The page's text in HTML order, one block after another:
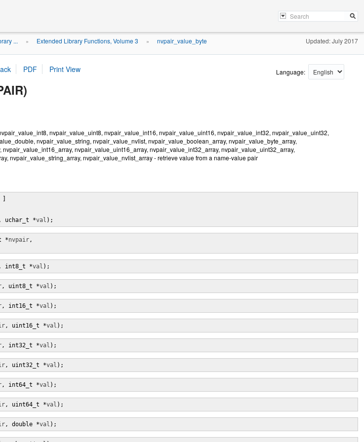
... » Extended Library Functions, Volume 3 » nvpair_value_byte Updated: July 2017
Language:
nvpair_value_uint8, nvpair_value_int16, nvpair_value_uint16, nvpair_value_int32, nvpair_value_uint32,
nvpair_value_string, nvpair_value_nvlist, nvpair_value_boolean_array, nvpair_value_byte_array,
nvpair_value_uint16_array, nvpair_value_int32_array, nvpair_value_uint32_array,
nvpair_value_string_array, nvpair_value_nvlist_array - retrieve value from a name-value pair
uchar_t *val );
*nvpair,
int8_t *val );
, uint8_t *val );
, int16_t *val );
, uint16_t *val );
, int32_t *val );
, uint32_t *val );
, int64_t *val );
, uint64_t *val );
, double *val );